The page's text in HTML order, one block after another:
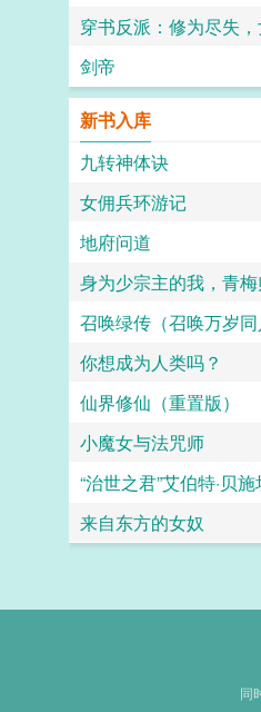
穿书反派：修为尽失
剑帝
新书入库
九转神体诀
女佣兵环游记
地府问道
召唤绿传（召唤万岁同
你想成为人类吗？
仙界修仙（重置版）
小魔女与法咒师
“治世之君”艾伯特·贝施
来自东方的女奴
同